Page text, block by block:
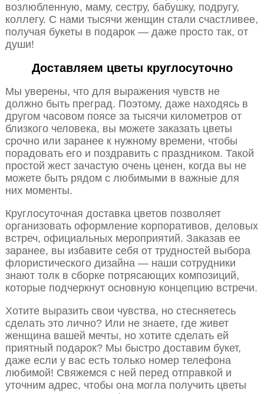
возлюбленную, маму, сестру, бабушку, подругу,
коллегу. С нами тысячи женщин стали счастливее,
получая букеты в подарок — даже просто так, от
души!
Доставляем цветы круглосуточно
Мы уверены, что для выражения чувств не
должно быть преград. Поэтому, даже находясь в
другом часовом поясе за тысячи километров от
близкого человека, вы можете заказать цветы
срочно или заранее к нужному времени, чтобы
порадовать его и поздравить с праздником. Такой
простой жест зачастую очень ценен, когда вы не
можете быть рядом с любимыми в важные для
них моменты.
Круглосуточная доставка цветов позволяет
организовать оформление корпоративов, деловых
встреч, официальных мероприятий. Заказав ее
заранее, вы избавите себя от трудностей выбора
флористического дизайна — наши сотрудники
знают толк в сборке потрясающих композиций,
которые подчеркнут основную концепцию встречи.
Хотите выразить свои чувства, но стесняетесь
сделать это лично? Или не знаете, где живет
женщина вашей мечты, но хотите сделать ей
приятный подарок? Мы быстро доставим букет,
даже если у вас есть только номер телефона
любимой! Свяжемся с ней перед отправкой и
уточним адрес, чтобы она могла получить цветы